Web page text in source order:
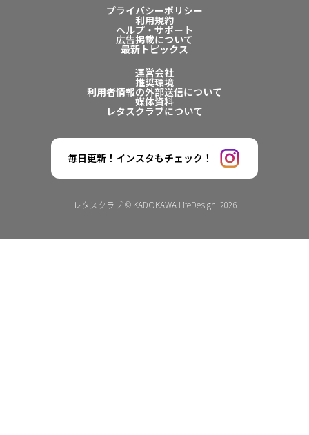
プライバシーポリシー
利用規約
ヘルプ・サポート
広告掲載について
最新トピックス
運営会社
推奨環境
利用者情報の外部送信について
媒体資料
レタスクラブについて
毎日更新！インスタもチェック！
レタスクラブ © KADOKAWA LifeDesign. 2026